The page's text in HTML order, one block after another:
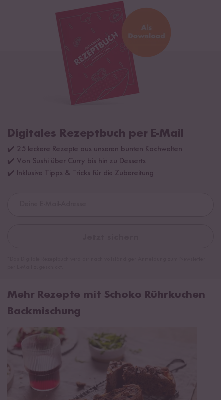
Digitales Rezeptbuch per E-Mail
✔️ 25 leckere Rezepte aus unseren bunten Kochwelten
✔️ Von Sushi über Curry bis hin zu Desserts
✔️ Inklusive Tipps & Tricks für die Zubereitung
Mehr Rezepte mit Schoko Rührkuchen
Backmischung